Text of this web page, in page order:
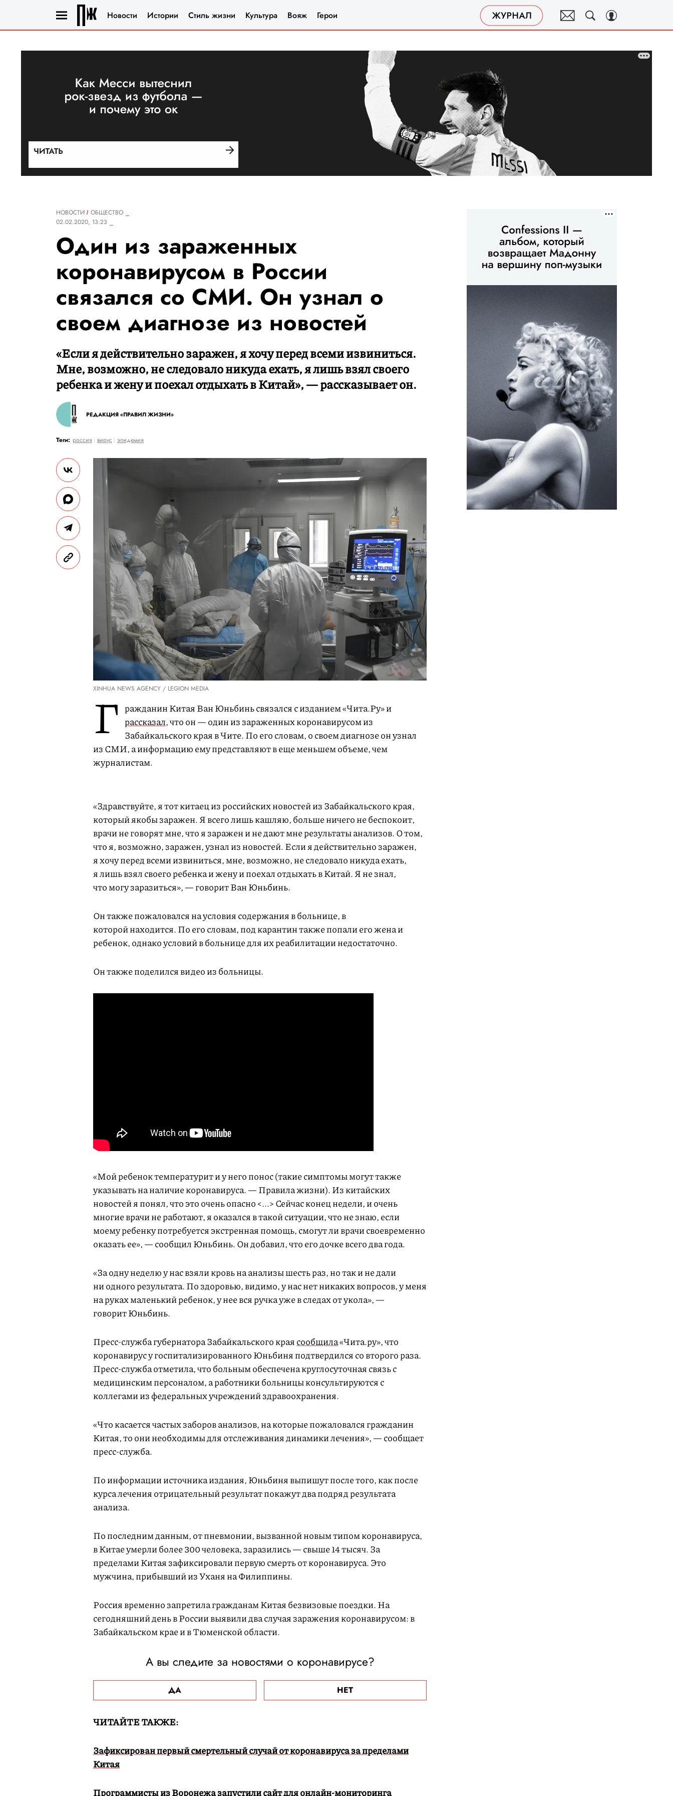
Новости Истории Стиль жизни Культура Вояж Герои
НОВОСТИ
ОБЩЕСТВО
02.02.2020, 13:23
Один из зараженных
коронавирусом в России
связался со СМИ. Он узнал о
своем диагнозе из новостей
«Если я действительно заражен, я хочу перед всеми извиниться.
Мне, возможно, не следовало никуда ехать, я лишь взял своего
ребенка и жену и поехал отдыхать в Китай», — рассказывает он.
РЕДАКЦИЯ «ПРАВИЛ ЖИЗНИ»
Теги: россия вирус эпидемия
XINHUA NEWS AGENCY / LEGION MEDIA
Г ражданин Китая Ван Юньбинь связался с изданием «Чита.Ру» и
рассказал, что он — один из зараженных коронавирусом из
Забайкальского края в Чите. По его словам, о своем диагнозе он узнал
из СМИ, а информацию ему представляют в еще меньшем объеме, чем
журналистам.
«Здравствуйте, я тот китаец из российских новостей из Забайкальского края,
который якобы заражен. Я всего лишь кашляю, больше ничего не беспокоит,
врачи не говорят мне, что я заражен и не дают мне результаты анализов. О том,
что я, возможно, заражен, узнал из новостей. Если я действительно заражен,
я хочу перед всеми извиниться, мне, возможно, не следовало никуда ехать,
я лишь взял своего ребенка и жену и поехал отдыхать в Китай. Я не знал,
что могу заразиться», — говорит Ван Юньбинь.
Он также пожаловался на условия содержания в больнице, в
которой находится. По его словам, под карантин также попали его жена и
ребенок, однако условий в больнице для их реабилитации недостаточно.
Он также поделился видео из больницы.
«Мой ребенок температурит и у него понос (такие симптомы могут также
указывать на наличие коронавируса. — Правила жизни). Из китайских
новостей я понял, что это очень опасно <...> Сейчас конец недели, и очень
многие врачи не работают, я оказался в такой ситуации, что не знаю, если
моему ребенку потребуется экстренная помощь, смогут ли врачи своевременно
оказать ее», — сообщил Юньбинь. Он добавил, что его дочке всего два года.
«За одну неделю у нас взяли кровь на анализы шесть раз, но так и не дали
ни одного результата. По здоровью, видимо, у нас нет никаких вопросов, у меня
на руках маленький ребенок, у нее вся ручка уже в следах от укола», —
говорит Юньбинь.
Пресс-служба губернатора Забайкальского краясообщила«Чита.ру», что
коронавирус у госпитализированного Юньбиня подтвердился со второго раза.
Пресс-служба отметила, что больным обеспечена круглосуточная связь с
медицинским персоналом, а работники больницы консультируются с
коллегами из федеральных учреждений здравоохранения.
«Что касается частых заборов анализов, на которые пожаловался гражданин
Китая, то они необходимы для отслеживания динамики лечения», — сообщает
пресс-служба.
По информации источника издания, Юньбиня выпишут после того, как после
курса лечения отрицательный результат покажут два подряд результата
анализа.
По последним данным, от пневмонии, вызванной новым типом коронавируса,
в Китае умерли более 300 человека, заразились — свыше 14 тысяч. За
пределами Китая зафиксировали первую смерть от коронавируса. Это
мужчина, прибывший из Уханя на Филиппины.
Россия временно запретила гражданам Китая безвизовые поездки. На
сегодняшний день в России выявили два случая заражения коронавирусом: в
Забайкальском крае и в Тюменской области.
А вы следите за новостями о коронавирусе?
ДА НЕТ
ЧИТАЙТЕ ТАКЖЕ:
Зафиксирован первый смертельный случай от коронавируса за пределами
Китая
Программисты из Воронежа запустили сайт для онлайн-мониторинга